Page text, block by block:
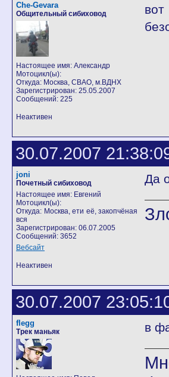
Che-Gevara
Общительный сибиховод
Настоящее имя: Александр
Мотоцикл(ы):
Откуда: Москва, СВАО, м.ВДНХ
Зарегистрирован: 25.05.2007
Сообщений: 225
Неактивен
30.07.2007
joni
Почетный сибиховод
Настоящее имя: Евгений
Мотоцикл(ы):
Откуда: Москва, ети её, закопчёная
вся
Зарегистрирован: 06.07.2005
Сообщений: 3652
Вебсайт
Да
Неактивен
30.07.2007
flegg
Трек маньяк в